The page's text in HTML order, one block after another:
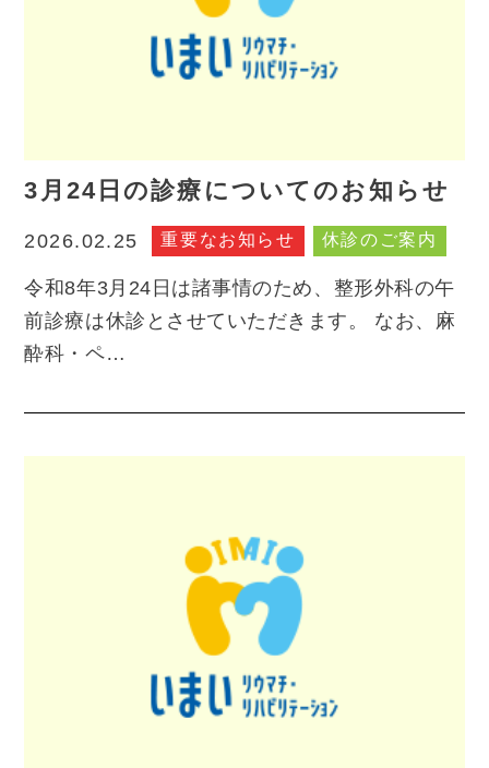
3月24日の診療についてのお知らせ
2026.02.25 重要なお知らせ 休診のご案内
令和8年3月24日は諸事情のため、整形外科の午
前診療は休診とさせていただきます。 なお、麻
酔科・ペ…